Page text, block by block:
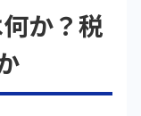
か？税